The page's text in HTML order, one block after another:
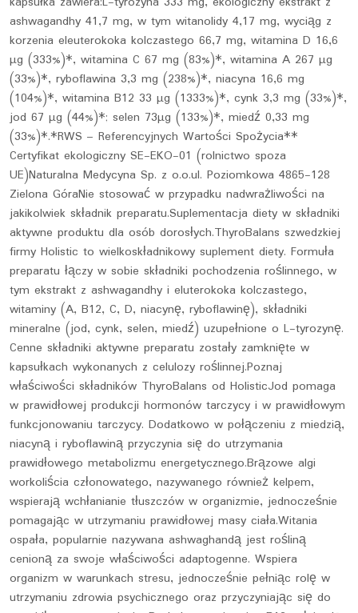
ashwagandhy 41,7 mg, w tym witanolidy 4,17 mg, wyciąg z
korzenia eleuterokoka kolczastego 66,7 mg, witamina D 16,6
µg (333%)*, witamina C 67 mg (83%)*, witamina A 267 µg
(33%)*, ryboflawina 3,3 mg (238%)*, niacyna 16,6 mg
(104%)*, witamina B12 33 µg (1333%)*, cynk 3,3 mg (33%)*,
jod 67 µg (44%)*; selen 73µg (133%)*, miedź 0,33 mg
(33%)*.*RWS – Referencyjnych Wartości Spożycia**
Certyfikat ekologiczny SE-EKO-01 (rolnictwo spoza
UE)Naturalna Medycyna Sp. z o.o.ul. Poziomkowa 4865-128
Zielona GóraNie stosować w przypadku nadwrażliwości na
jakikolwiek składnik preparatu.Suplementacja diety w składniki
aktywne produktu dla osób dorosłych.ThyroBalans szwedzkiej
firmy Holistic to wielkoskładnikowy suplement diety. Formuła
preparatu łączy w sobie składniki pochodzenia roślinnego, w
tym ekstrakt z ashwagandhy i eluterokoka kolczastego,
witaminy (A, B12, C, D, niacynę, ryboflawinę), składniki
mineralne (jod, cynk, selen, miedź) uzupełnione o L-tyrozynę.
Cenne składniki aktywne preparatu zostały zamknięte w
kapsułkach wykonanych z celulozy roślinnej.Poznaj
właściwości składników ThyroBalans od HolisticJod pomaga
w prawidłowej produkcji hormonów tarczycy i w prawidłowym
funkcjonowaniu tarczycy. Dodatkowo w połączeniu z miedzią,
niacyną i ryboflawiną przyczynia się do utrzymania
prawidłowego metabolizmu energetycznego.Brązowe algi
workoliścia członowatego, nazywanego również kelpem,
wspierają wchłanianie tłuszczów w organizmie, jednocześnie
pomagając w utrzymaniu prawidłowej masy ciała.Witania
ospała, popularnie nazywana ashwaghandą jest rośliną
cenioną za swoje właściwości adaptogenne. Wspiera
organizm w warunkach stresu, jednocześnie pełniąc rolę w
utrzymaniu zdrowia psychicznego oraz przyczyniając się do